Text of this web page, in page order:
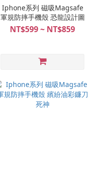
Iphone系列 磁吸Magsafe
軍規防摔手機殼 恐龍設計圖
NT$599 ~ NT$859